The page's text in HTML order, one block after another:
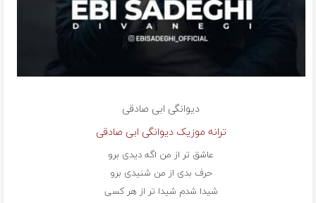
دیوانگی ابی صادقی
ترانه موزیک دیوانگی ابی صادقی
عاشق تر از من اگه دیدی برو
حرف بدی از من شنیدی برو
شیدا شدم شیدا تر از هر کسی